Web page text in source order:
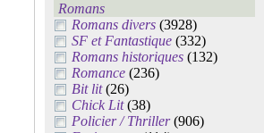
Romans
Romans divers (3928)
SF et Fantastique (332)
Romans historiques (132)
Romance (236)
Bit lit(26)
Chick Lit(38)
Policier / Thriller(906)